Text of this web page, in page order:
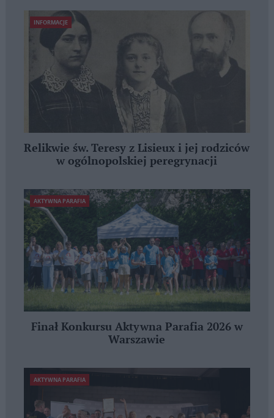
INFORMACJE
Relikwie św. Teresy z Lisieux i jej rodziców
w ogólnopolskiej peregrynacji
AKTYWNA PARAFIA
Finał Konkursu Aktywna Parafia 2026 w
Warszawie
AKTYWNA PARAFIA